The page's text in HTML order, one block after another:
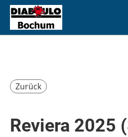
Zurück
Reviera 2025